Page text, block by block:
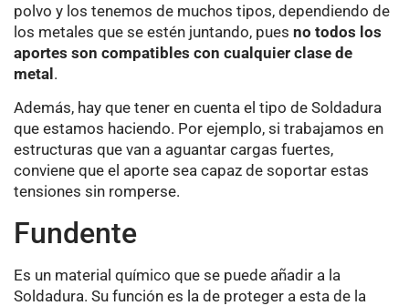
polvo y los tenemos de muchos tipos, dependiendo de
los metales que se estén juntando, pues no todos los
aportes son compatibles con cualquier clase de
metal.
Además, hay que tener en cuenta el tipo de Soldadura
que estamos haciendo. Por ejemplo, si trabajamos en
estructuras que van a aguantar cargas fuertes,
conviene que el aporte sea capaz de soportar estas
tensiones sin romperse.
Fundente
Es un material químico que se puede añadir a la
Soldadura. Su función es la de proteger a esta de la